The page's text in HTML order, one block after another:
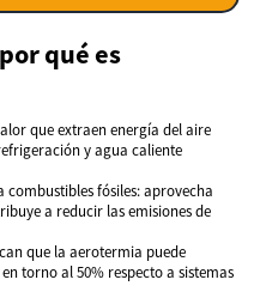
qué es
que extraen energía del aire
y agua caliente
combustibles fósiles: aprovecha
a reducir las emisiones de
que la aerotermia puede
torno al 50% respecto a sistemas